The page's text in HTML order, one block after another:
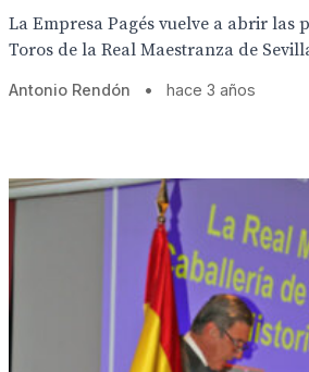
La Empresa Pagés vuelve a abrir las
Toros de la Real Maestranza de
Antonio Rendón • hace 3 años